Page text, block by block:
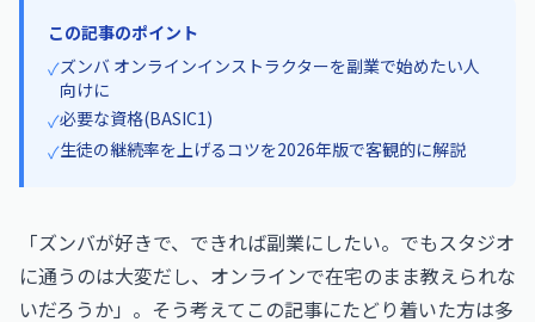
この記事のポイント
✓ズンバ オンラインインストラクターを副業で始めたい人
向けに
✓必要な資格(BASIC1)
✓生徒の継続率を上げるコツを2026年版で客観的に解説
「ズンバが好きで、できれば副業にしたい。でもスタジオ
に通うのは大変だし、オンラインで在宅のまま教えられな
いだろうか」。そう考えてこの記事にたどり着いた方は多